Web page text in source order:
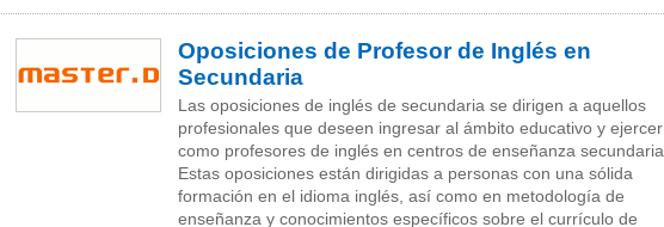
Oposiciones de Profesor de Inglés en
Secundaria
Las oposiciones de inglés de secundaria se dirigen a aquellos
profesionales que deseen ingresar al ámbito educativo y ejercer
como profesores de inglés en centros de enseñanza secundaria.
Estas oposiciones están dirigidas a personas con una sólida
formación en el idioma inglés, así como en metodología de
enseñanza y conocimientos específicos sobre el currículo de